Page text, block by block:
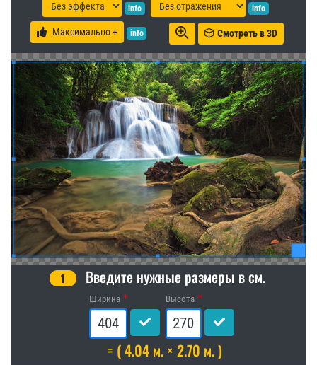
info info
Максимально + info Смотреть в 3D
1 Введите нужные размеры в см.
Ширина Высота
= ( 4.04 м. × 2.70 м. )